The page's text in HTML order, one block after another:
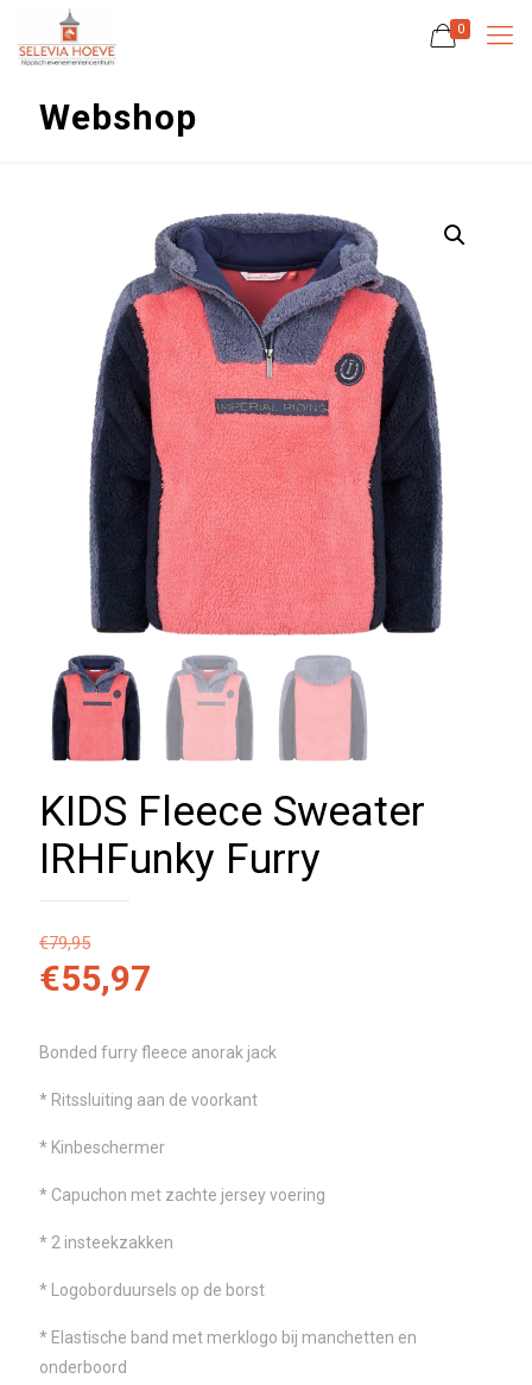
0
Webshop
KIDS Fleece Sweater
IRHFunky Furry
€79,95
€55,97
Bonded furry fleece anorak jack
* Ritssluiting aan de voorkant
* Kinbeschermer
* Capuchon met zachte jersey voering
* 2 insteekzakken
* Logoborduursels op de borst
* Elastische band met merklogo bij manchetten en
onderboord